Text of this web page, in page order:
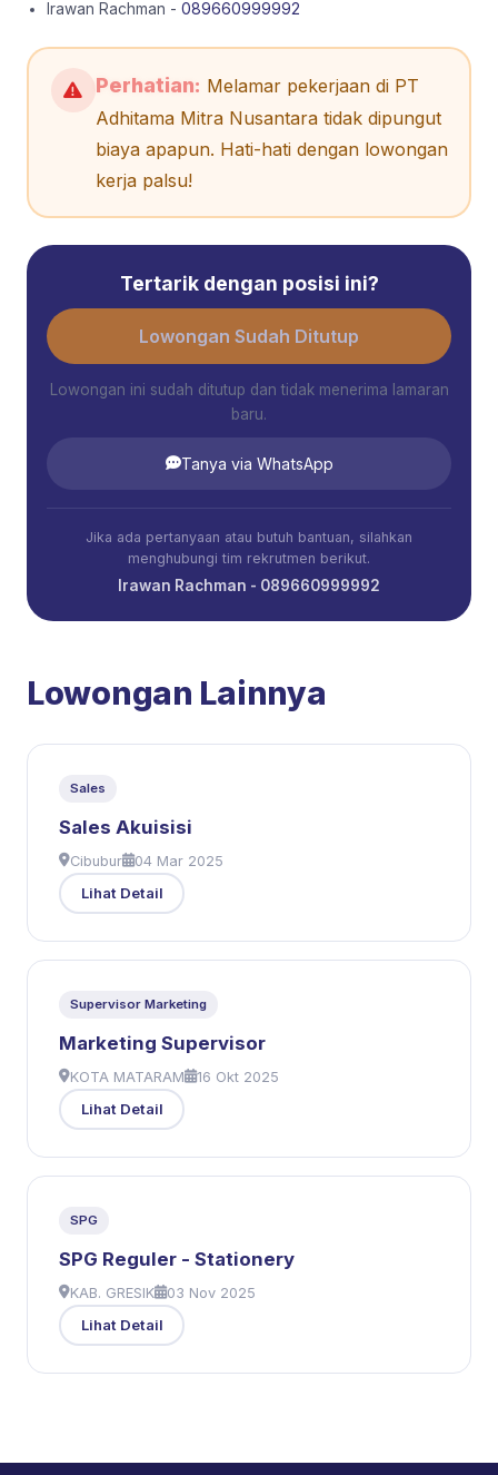
Irawan Rachman - 089660999992
Perhatian: Melamar pekerjaan di PT
Adhitama Mitra Nusantara tidak dipungut
biaya apapun. Hati-hati dengan lowongan
kerja palsu!
Tertarik dengan posisi ini?
Lowongan Sudah Ditutup
Lowongan ini sudah ditutup dan tidak menerima lamaran
baru.
Tanya via WhatsApp
Jika ada pertanyaan atau butuh bantuan, silahkan
menghubungi tim rekrutmen berikut.
Irawan Rachman - 089660999992
Lowongan Lainnya
Sales
Sales Akuisisi
Cibubur 04 Mar 2025
Lihat Detail
Supervisor Marketing
Marketing Supervisor
KOTA MATARAM 16 Okt 2025
Lihat Detail
SPG
SPG Reguler - Stationery
KAB. GRESIK 03 Nov 2025
Lihat Detail